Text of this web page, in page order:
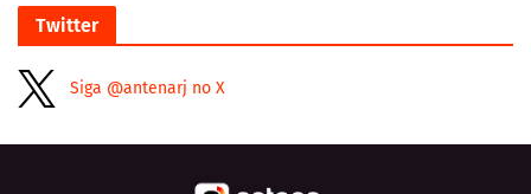
Twitter
Siga @antenarj no X